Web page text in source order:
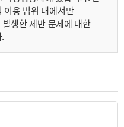
심 선생님, 박용순 왔
, 우리 전수생들 왔능
이용 범위 내에서만
생한 제반 문제에 대한